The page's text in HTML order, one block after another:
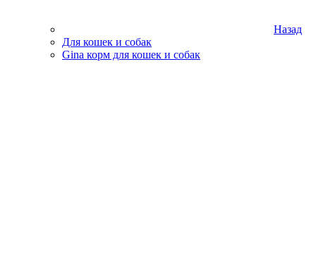
Назад
Для кошек и собак
Gina корм для кошек и собак